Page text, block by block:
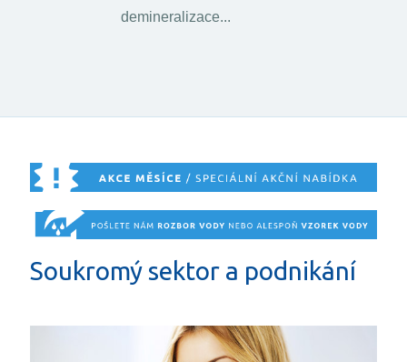
demineralizace...
Soukromý sektor a podnikání